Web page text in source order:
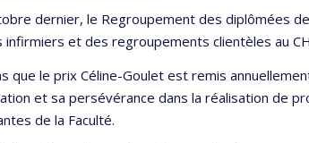
dernier, le Regroupement des diplômées
infirmiers et des regroupements clientèles au
que le prix Céline-Goulet est remis
et sa persévérance dans la réalisation de
de la Faculté.